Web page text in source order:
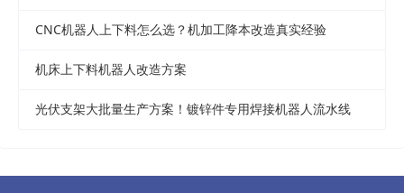
CNC机器人上下料怎么选？机加工降本改造真实经验
机床上下料机器人改造方案
光伏支架大批量生产方案！镀锌件专用焊接机器人流水线